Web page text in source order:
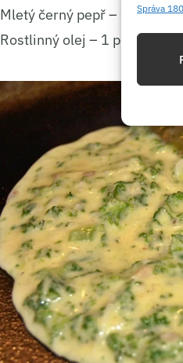
Správa
Mletý černý pepř – ½
Rostlinný olej – 1 polévková